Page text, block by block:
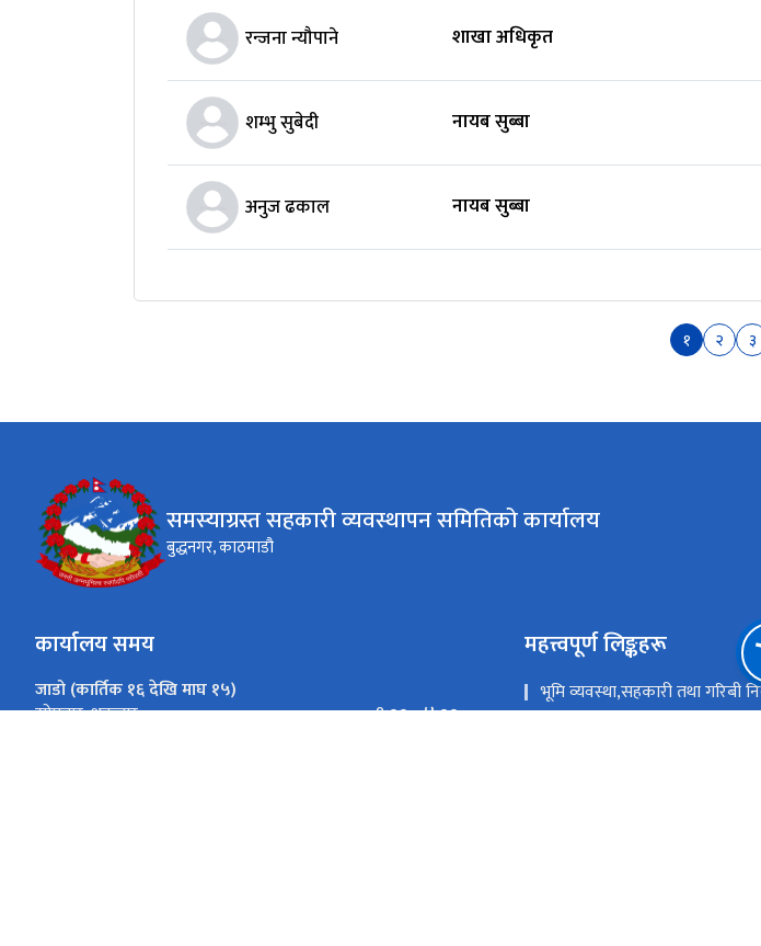
रन्जना न्यौपाने शाखा अधिकृत
शम्भु सुबेदी नायब सुब्बा
अनुज ढकाल नायब सुब्बा
१ २ ३
समस्याग्रस्त सहकारी व्यवस्थापन समितिको कार्यालय
बुद्धनगर, काठमाडौ
कार्यालय समय
जाडो (कार्तिक १६ देखि माघ १५)
सोमबार-शुक्रबार
९:०० - ४:००
महत्त्वपूर्ण लिङ्कहरू
भूमि व्यवस्था,सहकारी तथा गरिबी